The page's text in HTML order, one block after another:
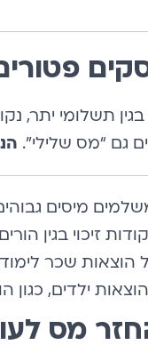
תשלומי יתר,
גם “מס שלילי”.
מיסים
זיכוי בגין
הוצאות שכר
ילדים, כגון
מס